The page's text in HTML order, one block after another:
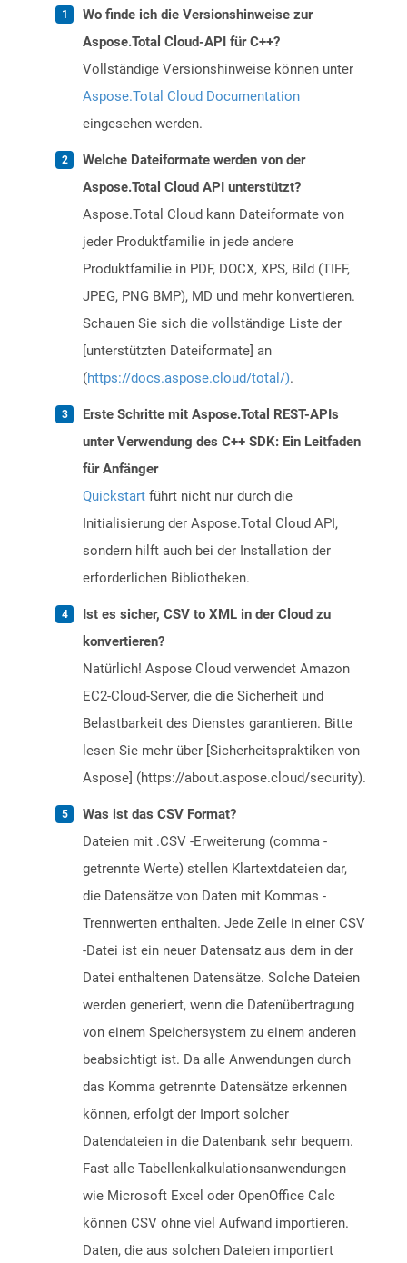
Wo finde ich die Versionshinweise zur
Aspose.Total Cloud-API für C++?
Vollständige Versionshinweise können unter
Aspose.Total Cloud Documentation
eingesehen werden.
Welche Dateiformate werden von der
Aspose.Total Cloud API unterstützt?
Aspose.Total Cloud kann Dateiformate von
jeder Produktfamilie in jede andere
Produktfamilie in PDF, DOCX, XPS, Bild (TIFF,
JPEG, PNG BMP), MD und mehr konvertieren.
Schauen Sie sich die vollständige Liste der
[unterstützten Dateiformate] an
(https://docs.aspose.cloud/total/).
Erste Schritte mit Aspose.Total REST-APIs
unter Verwendung des C++ SDK: Ein Leitfaden
für Anfänger
Quickstart führt nicht nur durch die
Initialisierung der Aspose.Total Cloud API,
sondern hilft auch bei der Installation der
erforderlichen Bibliotheken.
Ist es sicher, CSV to XML in der Cloud zu
konvertieren?
Natürlich! Aspose Cloud verwendet Amazon
EC2-Cloud-Server, die die Sicherheit und
Belastbarkeit des Dienstes garantieren. Bitte
lesen Sie mehr über [Sicherheitspraktiken von
Aspose] (https://about.aspose.cloud/security).
Was ist das CSV Format?
Dateien mit .CSV -Erweiterung (comma -
getrennte Werte) stellen Klartextdateien dar,
die Datensätze von Daten mit Kommas -
Trennwerten enthalten. Jede Zeile in einer CSV
-Datei ist ein neuer Datensatz aus dem in der
Datei enthaltenen Datensätze. Solche Dateien
werden generiert, wenn die Datenübertragung
von einem Speichersystem zu einem anderen
beabsichtigt ist. Da alle Anwendungen durch
das Komma getrennte Datensätze erkennen
können, erfolgt der Import solcher
Datendateien in die Datenbank sehr bequem.
Fast alle Tabellenkalkulationsanwendungen
wie Microsoft Excel oder OpenOffice Calc
können CSV ohne viel Aufwand importieren.
Daten, die aus solchen Dateien importiert